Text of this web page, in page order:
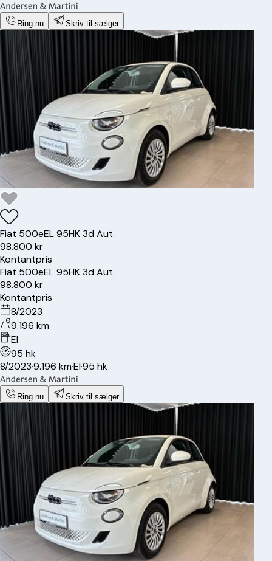
Ring nu Skriv til sælger
Fiat 500eEL 95HK 3d Aut.
98.800 kr
Kontantpris
Fiat 500eEL 95HK 3d Aut.
98.800 kr
Kontantpris
8/2023
9.196 km
El
95 hk
8/2023·9.196 km·El·95 hk
Ring nu Skriv til sælger